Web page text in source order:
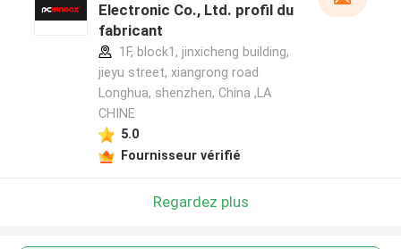
Electronic Co., Ltd. profil du
fabricant
1F, block1, jinxicheng building,
jieyu street, xiangrong road
Longhua, shenzhen, China ,LA
CHINE
5.0
Fournisseur vérifié
Regardez plus